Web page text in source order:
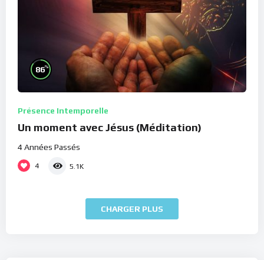
86%
Présence Intemporelle
Un moment avec Jésus (Méditation)
4 Années Passés
4 5.1K
CHARGER PLUS